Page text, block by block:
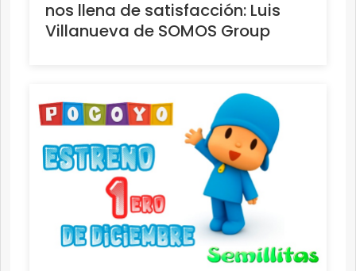
nos llena de satisfacción: Luis
Villanueva de SOMOS Group